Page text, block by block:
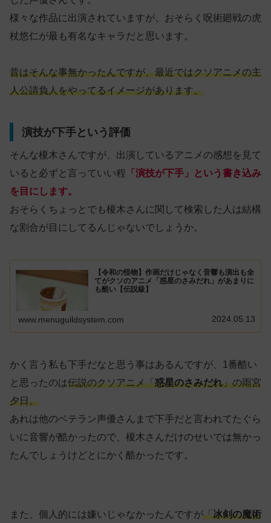
様々な作品に出演されていますが、おそらく呪術廻戦の虎
杖悠仁が最も有名なキャラだと思います。
昔はそんな事無かったんですが、最近ではクソアニメの主
人公請負人をやってるイメージがあります。
演技が下手という評価
そんな榎木さんですが、出演しているアニメの感想を見て
いると必ずと言っていい程 「演技が下手」という書き込み
を目にします。
おそらくちょっとでも榎木さんに関して検索した人は結構
な割合が目にしてるんじゃないでしょうか。
【令和の怪物】作画だけじゃなく音響も演出も全
てがクソのアニメ「惑星のさみだれ」があまりに
も酷い【伝説級】
www.menuguildsystem.com 2024.05.13
かく言う私も下手だなと思う事はあるんですが、1番酷い
と思ったのは伝説のクソアニメ「惑星のさみだれ」の雨宮
夕日。
あれは他のベテラン声優さんまで下手だと言われてたぐら
いに音響が酷かったので、榎木さんだけのせいでは無かっ
たんでしょうけどとにかく酷かったです。
また、個人的には嫌いじゃなかったんですが「冰剣の魔術